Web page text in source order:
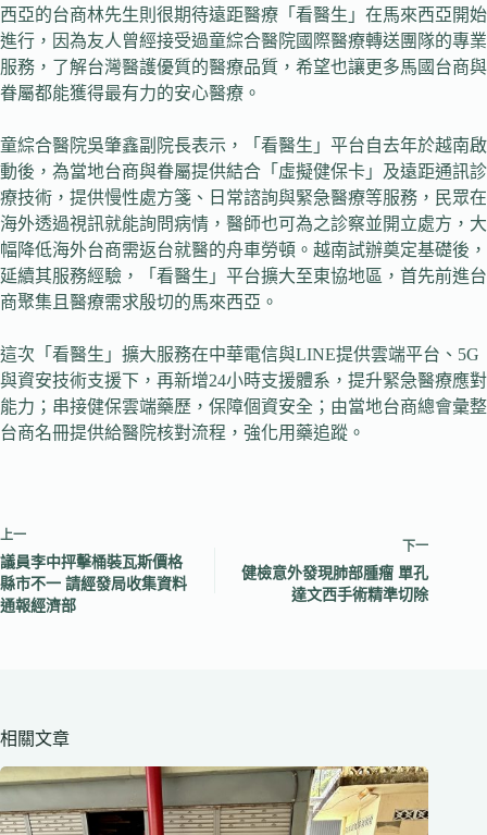
西亞的台商林先生則很期待遠距醫療「看醫生」在馬來西亞開始
進行，因為友人曾經接受過童綜合醫院國際醫療轉送團隊的專業
服務，了解台灣醫護優質的醫療品質，希望也讓更多馬國台商與
眷屬都能獲得最有力的安心醫療。
童綜合醫院吳肇鑫副院長表示，「看醫生」平台自去年於越南啟
動後，為當地台商與眷屬提供結合「虛擬健保卡」及遠距通訊診
療技術，提供慢性處方箋、日常諮詢與緊急醫療等服務，民眾在
海外透過視訊就能詢問病情，醫師也可為之診察並開立處方，大
幅降低海外台商需返台就醫的舟車勞頓。越南試辦奠定基礎後，
延續其服務經驗，「看醫生」平台擴大至東協地區，首先前進台
商聚集且醫療需求殷切的馬來西亞。
這次「看醫生」擴大服務在中華電信與LINE提供雲端平台、5G
與資安技術支援下，再新增24小時支援體系，提升緊急醫療應對
能力；串接健保雲端藥歷，保障個資安全；由當地台商總會彙整
台商名冊提供給醫院核對流程，強化用藥追蹤。
上一
議員李中抨擊桶裝瓦斯價格
縣市不一 請經發局收集資料
通報經濟部
下一
健檢意外發現肺部腫瘤 單孔
達文西手術精準切除
相關文章